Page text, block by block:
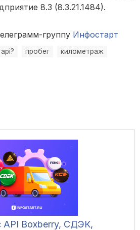
8.3 (8.3.21.1484).
группу Инфостарт
api? пробег
километраж
API Boxberry, СДЭК,